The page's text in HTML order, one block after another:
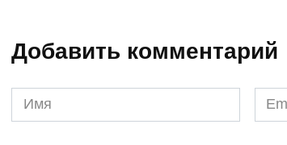
Добавить комментарий
Имя
*
*